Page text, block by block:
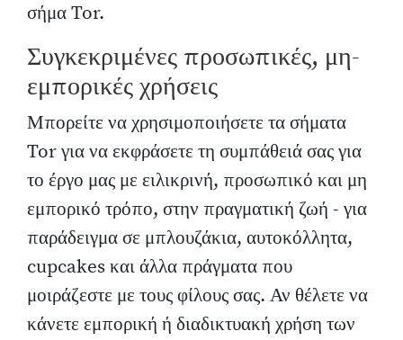
σήμα Tor.
Συγκεκριμένες προσωπικές, μη-
εμπορικές χρήσεις
Μπορείτε να χρησιμοποιήσετε τα σήματα
Tor για να εκφράσετε τη συμπάθειά σας για
το έργο μας με ειλικρινή, προσωπικό και μη
εμπορικό τρόπο, στην πραγματική ζωή - για
παράδειγμα σε μπλουζάκια, αυτοκόλλητα,
cupcakes και άλλα πράγματα που
μοιράζεστε με τους φίλους σας. Αν θέλετε να
κάνετε εμπορική ή διαδικτυακή χρήση των